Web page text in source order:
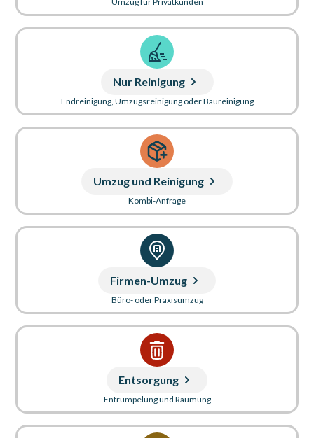
Nur Reinigung
Endreinigung, Umzugsreinigung oder Baureinigung
Umzug und Reinigung
Kombi-Anfrage
Firmen-Umzug
Büro- oder Praxisumzug
Entsorgung
Entrümpelung und Räumung